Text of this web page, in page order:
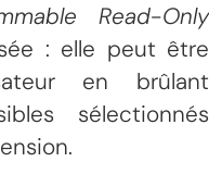
Read-Only
: elle peut être
en brûlant
sélectionnés